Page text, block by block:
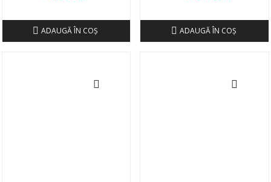
ADAUGĂ ÎN COŞ ADAUGĂ ÎN COŞ